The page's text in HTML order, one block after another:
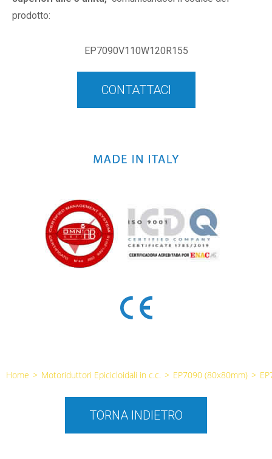
prodotto:
EP7090V110W120R155
CONTATTACI
Home > Motoriduttori Epicicloidali in c.c. > EP7090 (80x80mm) >
TORNA INDIETRO